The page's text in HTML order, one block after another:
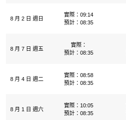
8 月 2 日 週日
實際：09:14
預計：08:35
8 月 7 日 週五
實際：
預計：08:35
8 月 4 日 週二
實際：08:58
預計：08:35
8 月 1 日 週六
實際：10:05
預計：08:35